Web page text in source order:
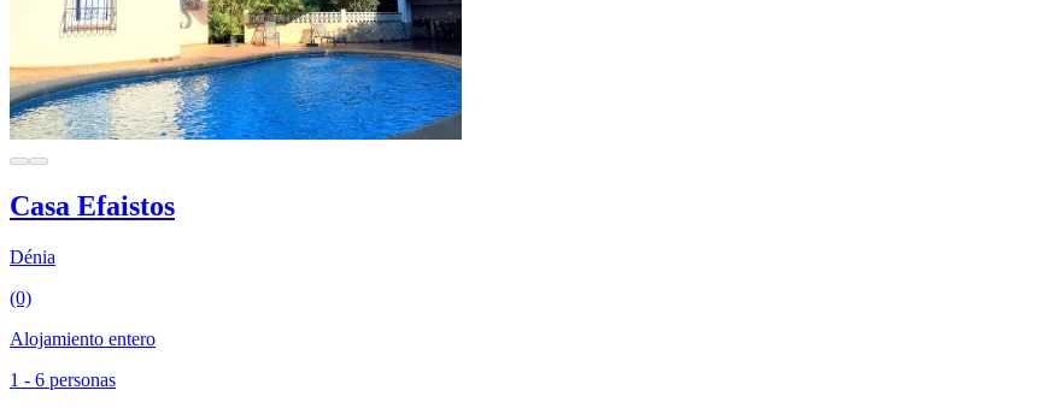
Casa Efaistos
Dénia
(0)
Alojamiento entero
1 - 6 personas